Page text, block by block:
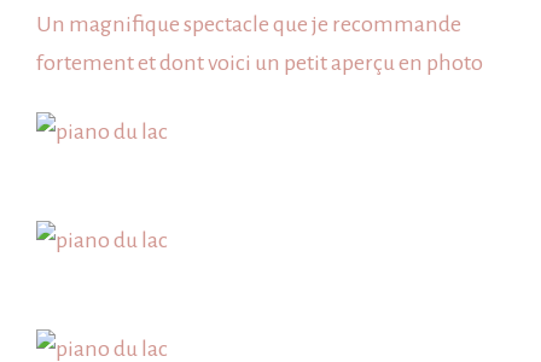
Un magnifique spectacle que je recommande
fortement et dont voici un petit aperçu en photo